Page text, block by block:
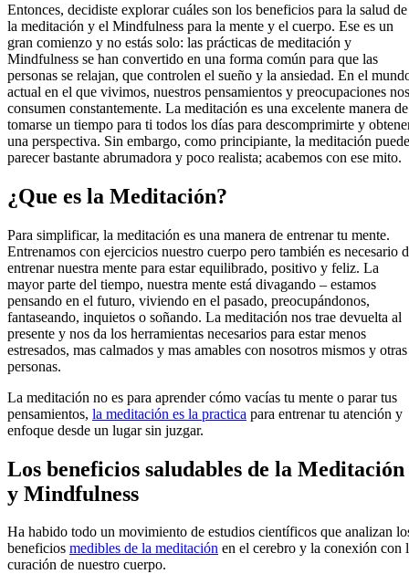
Entonces, decidiste explorar cuáles son los beneficios para la salud de
la meditación y el Mindfulness para la mente y el cuerpo. Ese es un
gran comienzo y no estás solo: las prácticas de meditación y
Mindfulness se han convertido en una forma común para que las
personas se relajan, que controlen el sueño y la ansiedad. En el
actual en el que vivimos, nuestros pensamientos y preocupaciones nos
consumen constantemente. La meditación es una excelente manera de
tomarse un tiempo para ti todos los días para descomprimirte y
una perspectiva. Sin embargo, como principiante, la meditación puede
parecer bastante abrumadora y poco realista; acabemos con ese mito.
¿Que es la Meditación?
Para simplificar, la meditación es una manera de entrenar tu mente.
Entrenamos con ejercicios nuestro cuerpo pero también es necesario
entrenar nuestra mente para estar equilibrado, positivo y feliz. La
mayor parte del tiempo, nuestra mente está divagando – estamos
pensando en el futuro, viviendo en el pasado, preocupándonos,
fantaseando, inquietos o soñando. La meditación nos trae devuelta al
presente y nos da los herramientas necesarios para estar menos
estresados, mas calmados y mas amables con nosotros mismos y otras
personas.
La meditación no es para aprender cómo vacías tu mente o parar tus
pensamientos, la meditación es la practica para entrenar tu atención y
enfoque desde un lugar sin juzgar.
Los beneficios saludables de la Meditación
y Mindfulness
Ha habido todo un movimiento de estudios científicos que analizan
beneficios medibles de la meditación en el cerebro y la conexión con
curación de nuestro cuerpo.